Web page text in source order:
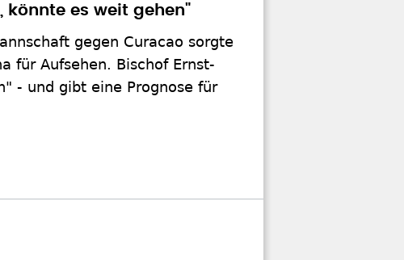
könnte es weit gehen"
gegen Curacao sorgte
für Aufsehen. Bischof Ernst-
- und gibt eine Prognose für